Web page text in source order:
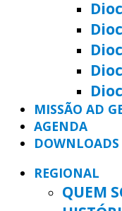
MISSÃO AD
AGENDA
DOWNLOADS
REGIONAL
QUEM